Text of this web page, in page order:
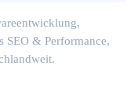
SEO & Performance,